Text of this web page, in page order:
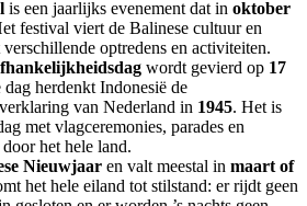
is een jaarlijks evenement dat in oktober
festival viert de Balinese cultuur en
optredens en activiteiten.
wordt gevierd op 17
dag herdenkt Indonesië de
van Nederland in 1945. Het is
met vlagceremonies, parades en
het hele land.
Nieuwjaar en valt meestal in maart of
het hele eiland tot stilstand: er rijdt geen